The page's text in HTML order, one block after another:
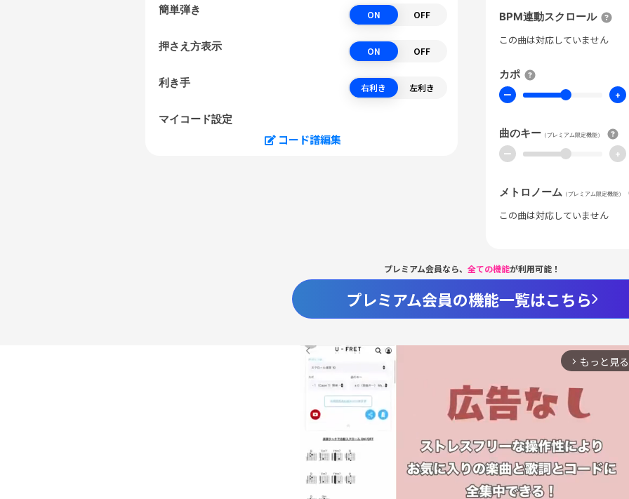
簡単弾き ON OFF
押さえ方表示 ON OFF
利き手 右利き 左利き
マイコード設定
コード譜編集
BPM連動スクロール
この曲は対応していません
カポ
ー +
曲のキー （プレミアム限定機能）
ー +
メトロノーム （プレミアム限定機能）
この曲は対応していません
プレミアム会員なら、 全ての機能が利用可能！
プレミアム会員の機能一覧はこちら
arrow_forward_ios もっと見る